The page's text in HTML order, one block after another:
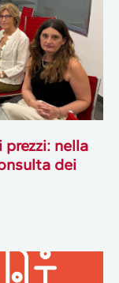
nella
dei